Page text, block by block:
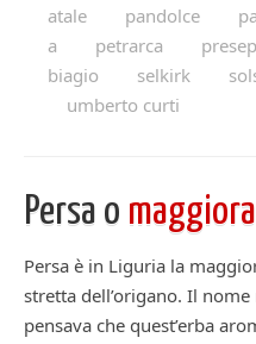
atale
pandolce
a
petrarca
biagio
selkirk
umberto curti
Persa o
Persa è in Liguria la
stretta dell’origano. Il
pensava che quest’erba